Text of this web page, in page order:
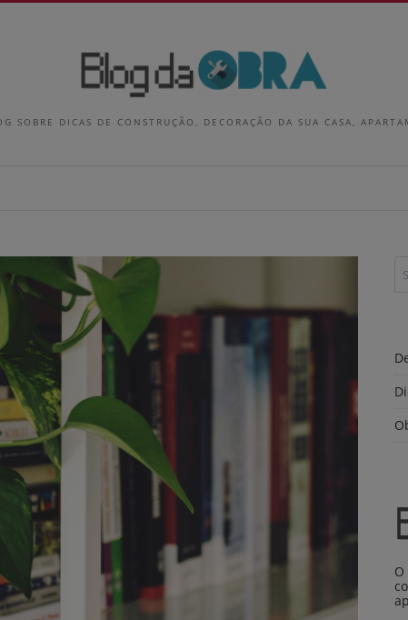
SOBRE DICAS DE CONSTRUÇÃO, DECORAÇÃO DA SUA CASA,